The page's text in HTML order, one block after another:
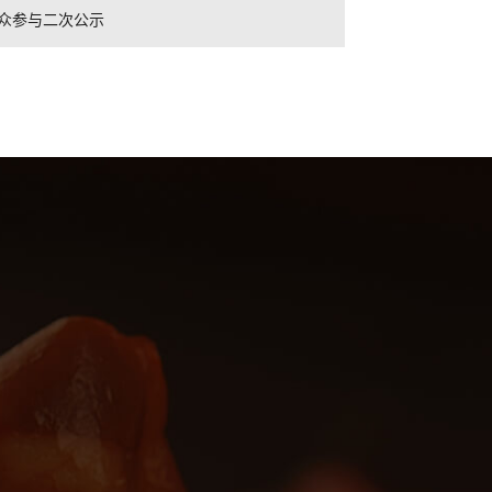
参与二次公示